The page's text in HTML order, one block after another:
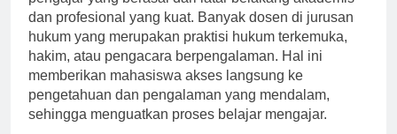
dan profesional yang kuat. Banyak dosen di jurusan
hukum yang merupakan praktisi hukum terkemuka,
hakim, atau pengacara berpengalaman. Hal ini
memberikan mahasiswa akses langsung ke
pengetahuan dan pengalaman yang mendalam,
sehingga menguatkan proses belajar mengajar.